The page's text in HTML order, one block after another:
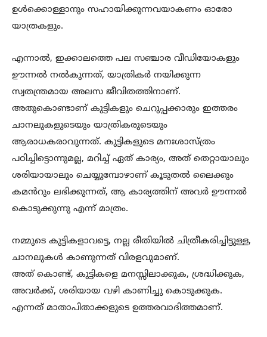
ഉൾക്കൊള്ളാനും സഹായിക്കുന്നവയാകണം ഓരോ
യാത്രകളും.
എന്നാൽ, ഇക്കാലത്തെ പല സഞ്ചാര വീഡിയോകളും
ഊന്നൽ നൽകുന്നത്, യാത്രികർ നയിക്കുന്ന
സ്വതന്ത്രമായ അലസ ജീവിതത്തിനാണ്.
അതുകൊണ്ടാണ് കുട്ടികളും ചെറുപ്പക്കാരും ഇത്തരം
ചാനലുകളുടെയും യാത്രികരുടെയും
ആരാധകരാവുന്നത്. കുട്ടികളുടെ മനഃശാസ്ത്രം
പഠിച്ചിട്ടൊന്നുമല്ല, മറിച്ച് ഏത് കാര്യം, അത് തെറ്റായാലും
ശരിയായാലും ചെയ്യുമ്പോഴാണ് കൂടുതൽ ലൈക്കും
കമൻറും ലഭിക്കുന്നത്, ആ കാര്യത്തിന് അവർ ഊന്നൽ
കൊടുക്കുന്നു എന്ന് മാത്രം.
നമ്മുടെ കുട്ടികളാവട്ടെ, നല്ല രീതിയിൽ ചിത്രീകരിച്ചിട്ടുള്ള,
ചാനലുകൾ കാണുന്നത് വിരളവുമാണ്.
അത് കൊണ്ട്, കുട്ടികളെ മനസ്സിലാക്കുക, ശ്രദ്ധിക്കുക,
അവർക്ക്, ശരിയായ വഴി കാണിച്ചു കൊടുക്കുക.
എന്നത് മാതാപിതാക്കളുടെ ഉത്തരവാദിത്തമാണ്.